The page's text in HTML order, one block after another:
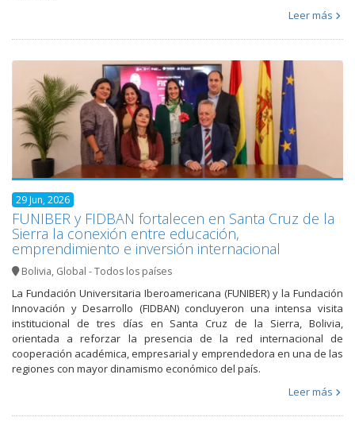
Leer más
29 Jun, 2026
FUNIBER y FIDBAN fortalecen en Santa Cruz de la
Sierra la conexión entre educación,
emprendimiento e inversión internacional
Bolivia, Global - Todos los países
La Fundación Universitaria Iberoamericana (FUNIBER) y la Fundación
Innovación y Desarrollo (FIDBAN) concluyeron una intensa visita
institucional de tres días en Santa Cruz de la Sierra, Bolivia,
orientada a reforzar la presencia de la red internacional de
cooperación académica, empresarial y emprendedora en una de las
regiones con mayor dinamismo económico del país.
Leer más